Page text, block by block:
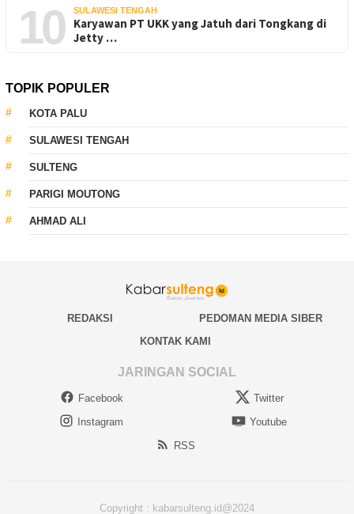
10 SULAWESI TENGAH
Karyawan PT UKK yang Jatuh dari Tongkang di
Jetty …
TOPIK POPULER
KOTA PALU
SULAWESI TENGAH
SULTENG
PARIGI MOUTONG
AHMAD ALI
REDAKSI
PEDOMAN MEDIA SIBER
KONTAK KAMI
JARINGAN SOCIAL
Facebook
Twitter
Instagram
Youtube
RSS
Copyright : kabarsulteng.id@2024